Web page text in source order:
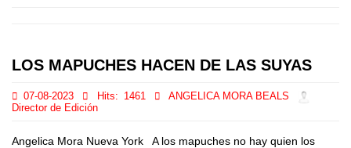
LOS MAPUCHES HACEN DE LAS SUYAS
07-08-2023 Hits: 1461
ANGELICA MORA BEALS
Director de Edición
Angelica Mora Nueva York A los mapuches no hay quien los